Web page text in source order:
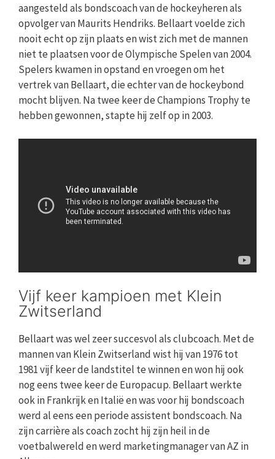
aangesteld als bondscoach van de hockeyheren als
opvolger van Maurits Hendriks. Bellaart voelde zich
nooit echt op zijn plaats en wist zich met de mannen
niet te plaatsen voor de Olympische Spelen van 2004.
Spelers kwamen in opstand en vroegen om het
vertrek van Bellaart, die echter van de hockeybond
mocht blijven. Na twee keer de Champions Trophy te
hebben gewonnen, stapte hij zelf op in 2003.
Vijf keer kampioen met Klein
Zwitserland
Bellaart was wel zeer succesvol als clubcoach. Met de
mannen van Klein Zwitserland wist hij van 1976 tot
1981 vijf keer de landstitel te winnen en won hij ook
nog eens twee keer de Europacup. Bellaart werkte
ook in Frankrijk en Italië en was voor hij bondscoach
werd al eens een periode assistent bondscoach. Na
zijn carrière als coach zocht hij zijn heil in de
voetbalwereld en werd marketingmanager van AZ in